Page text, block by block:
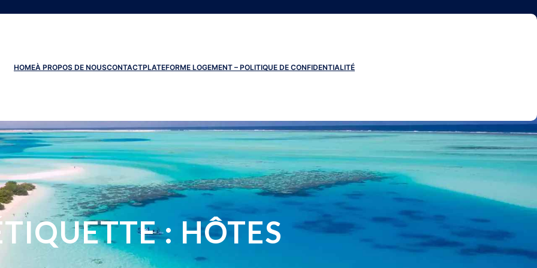
HOMEÀ PROPOS DE NOUSCONTACTPLATEFORME LOGEMENT – POLITIQUE DE CONFIDENTIALITÉ
: HÔTES